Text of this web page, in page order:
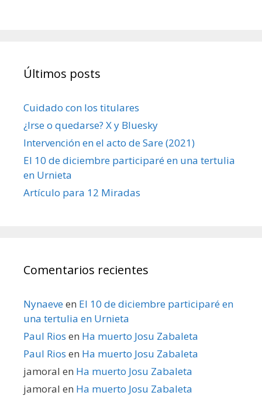
Últimos posts
Cuidado con los titulares
¿Irse o quedarse? X y Bluesky
Intervención en el acto de Sare (2021)
El 10 de diciembre participaré en una tertulia
en Urnieta
Artículo para 12 Miradas
Comentarios recientes
Nynaeveen El 10 de diciembre participaré en
una tertulia en Urnieta
Paul Rios en Ha muerto Josu Zabaleta
Paul Rios en Ha muerto Josu Zabaleta
jamoral en Ha muerto Josu Zabaleta
jamoral en Ha muerto Josu Zabaleta